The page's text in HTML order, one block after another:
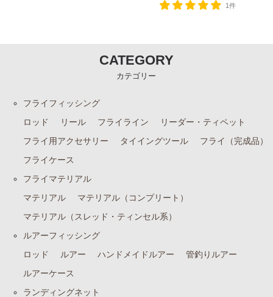
1件
CATEGORY
カテゴリー
フライフィッシング
ロッド
リール フライライン
リーダー・ティペット
フライ用アクセサリー
タイイングツール
フライ（完成品）
フライケース
フライマテリアル
マテリアル
マテリアル（コンプリート）
マテリアル（スレッド・ティンセル系）
ルアーフィッシング
ロッド
ルアー ハンドメイドルアー
管釣りルアー
ルアーケース
ランディングネット